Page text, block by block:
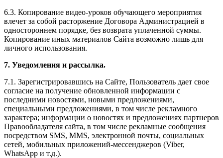
6.3. Копирование видео-уроков обучающего мероприятия
влечет за собой расторжение Договора Администрацией в
одностороннем порядке, без возврата уплаченной суммы.
Копирование иных материалов Сайта возможно лишь для
личного использования.
7. Уведомления и рассылка.
7.1. Зарегистрировавшись на Сайте, Пользователь дает свое
согласие на получение обновленной информации с
последними новостями, новыми предложениями,
специальными предложениями, в том числе рекламного
характера; информации о новостях и предложениях партнеров
Правообладателя сайта, в том числе рекламные сообщения
посредством SMS, MMS, электронной почты, социальных
сетей, мобильных приложений-мессенджеров (Viber,
WhatsApp и т.д.).